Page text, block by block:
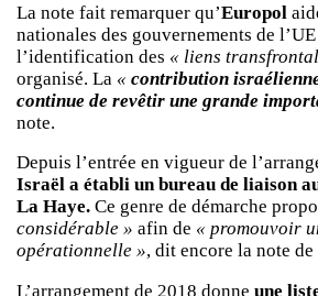
La note fait remarquer qu’Europol
nationales des gouvernements de l’UE
l’identification des « liens
organisé. La « contribution
continue de revêtir une grande
note.
Depuis l’entrée en vigueur de
Israël a établi un bureau de liaison
La Haye. Ce genre de démarche
considérable » afin de « promouvoir
opérationnelle », dit encore la note
L’arrangement de 2018 donne une